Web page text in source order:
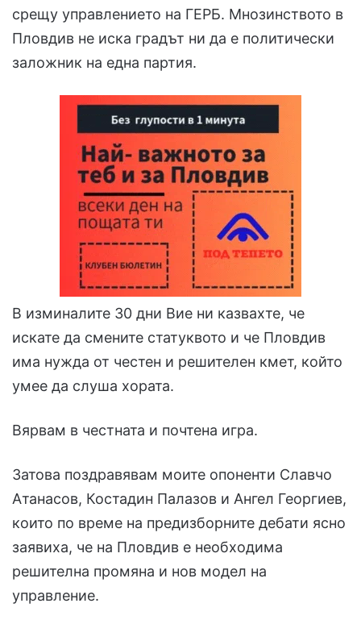
срещу управлението на ГЕРБ. Мнозинството в
Пловдив не иска градът ни да е политически
заложник на една партия.
В изминалите 30 дни Вие ни казвахте, че
искате да смените статуквото и че Пловдив
има нужда от честен и решителен кмет, който
умее да слуша хората.
Вярвам в честната и почтена игра.
Затова поздравявам моите опоненти Славчо
Атанасов, Костадин Палазов и Ангел Георгиев,
които по време на предизборните дебати ясно
заявиха, че на Пловдив е необходима
решителна промяна и нов модел на
управление.